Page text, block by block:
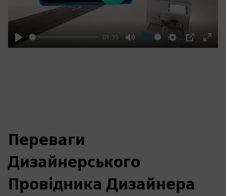
Play
01:35
Mute Settings
PIP
Enter
Переваги
Дизайнерського
Провідника Дизайнера